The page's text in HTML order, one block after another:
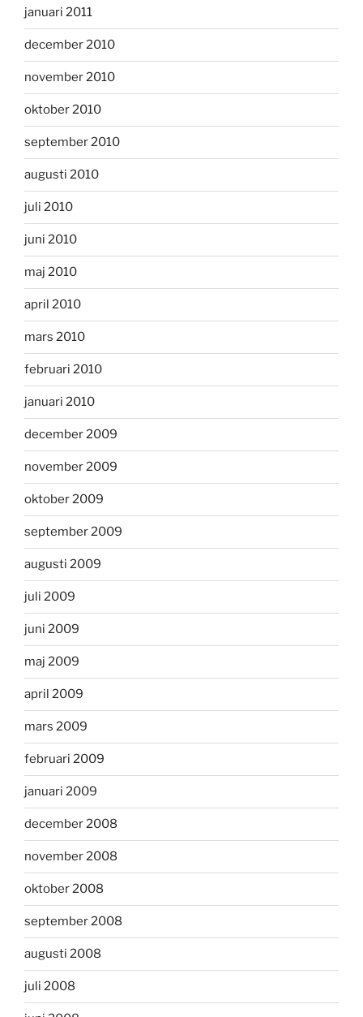
januari 2011
december 2010
november 2010
oktober 2010
september 2010
augusti 2010
juli 2010
juni 2010
maj 2010
april 2010
mars 2010
februari 2010
januari 2010
december 2009
november 2009
oktober 2009
september 2009
augusti 2009
juli 2009
juni 2009
maj 2009
april 2009
mars 2009
februari 2009
januari 2009
december 2008
november 2008
oktober 2008
september 2008
augusti 2008
juli 2008